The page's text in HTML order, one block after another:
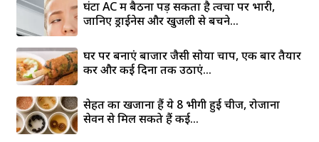
घंटों AC में बैठना पड़ सकता है त्वचा पर भारी,
जानिए ड्राईनेस और खुजली से बचने...
घर पर बनाएं बाजार जैसी सोया चाप, एक बार तैयार
करें और कई दिनों तक उठाएं...
सेहत का खजाना हैं ये 8 भीगी हुई चीजें, रोजाना
सेवन से मिल सकते हैं कई...